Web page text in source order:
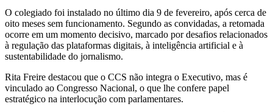
O colegiado foi instalado no último dia 9 de fevereiro, após cerca de
oito meses sem funcionamento. Segundo as convidadas, a retomada
ocorre em um momento decisivo, marcado por desafios relacionados
à regulação das plataformas digitais, à inteligência artificial e à
sustentabilidade do jornalismo.
Rita Freire destacou que o CCS não integra o Executivo, mas é
vinculado ao Congresso Nacional, o que lhe confere papel
estratégico na interlocução com parlamentares.